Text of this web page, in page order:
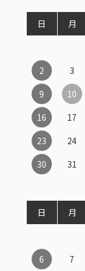
日
月
2
3
9
10
16
17
23
24
30
31
日
月
6
7